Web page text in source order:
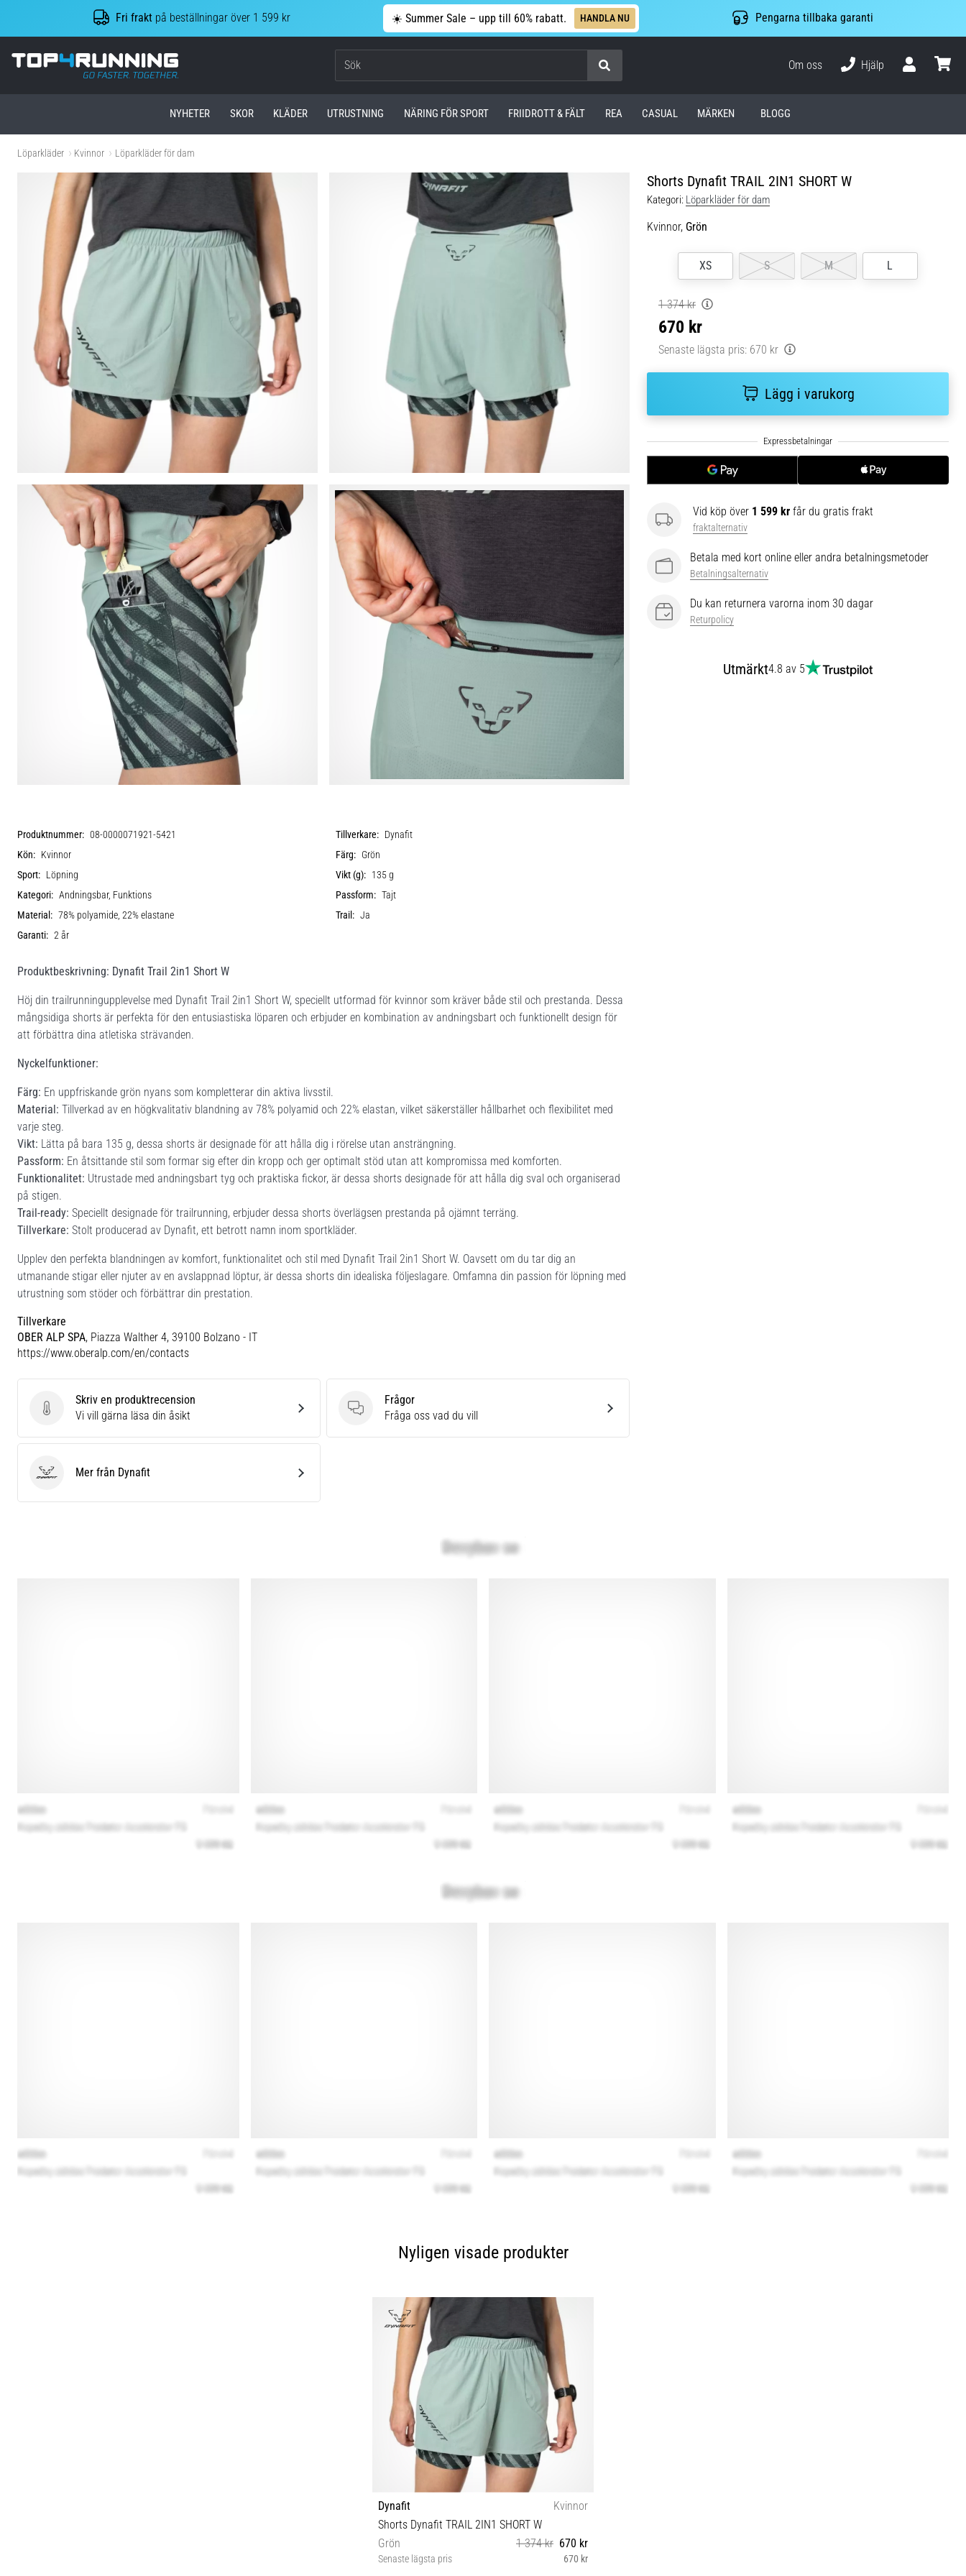
Fri frakt på beställningar över 1 599 kr ☀️ Summer Sale – upp till 60% rabatt. HANDLA NU Pengarna tillbaka garanti
Top4Running.se
Om oss
Hjälp
NYHETER SKOR KLÄDER UTRUSTNING NÄRING FÖR SPORT FRIIDROTT & FÄLT REA CASUAL MÄRKEN BLOGG
Löparkläder Kvinnor Löparkläder för dam
Shorts Dynafit TRAIL 2IN1 SHORT W
Kategori: Löparkläder för dam
Kvinnor, Grön
XS S M L
1 374 kr
670 kr
Senaste lägsta pris: 670 kr
Lägg i varukorg
Vid köp över 1 599 kr får du gratis frakt
fraktalternativ
Betala med kort online eller andra betalningsmetoder
Betalningsalternativ
Du kan returnera varorna inom 30 dagar
Returpolicy
Utmärkt4.8 av 5
Produktnummer: 08-0000071921-5421 Tillverkare: Dynafit
Kön: Kvinnor Färg: Grön
Sport: Löpning Vikt (g): 135 g
Kategori: Andningsbar, Funktions Passform: Tajt
Material: 78% polyamide, 22% elastane Trail: Ja
Garanti: 2 år
Produktbeskrivning: Dynafit Trail 2in1 Short W
Höj din trailrunningupplevelse med Dynafit Trail 2in1 Short W, speciellt utformad för kvinnor som kräver både stil och prestanda. Dessa
mångsidiga shorts är perfekta för den entusiastiska löparen och erbjuder en kombination av andningsbart och funktionellt design för
att förbättra dina atletiska strävanden.
Nyckelfunktioner:
Färg: En uppfriskande grön nyans som kompletterar din aktiva livsstil.
Material: Tillverkad av en högkvalitativ blandning av 78% polyamid och 22% elastan, vilket säkerställer hållbarhet och flexibilitet med
varje steg.
Vikt: Lätta på bara 135 g, dessa shorts är designade för att hålla dig i rörelse utan ansträngning.
Passform: En åtsittande stil som formar sig efter din kropp och ger optimalt stöd utan att kompromissa med komforten.
Funktionalitet: Utrustade med andningsbart tyg och praktiska fickor, är dessa shorts designade för att hålla dig sval och organiserad
på stigen.
Trail-ready: Speciellt designade för trailrunning, erbjuder dessa shorts överlägsen prestanda på ojämnt terräng.
Tillverkare: Stolt producerad av Dynafit, ett betrott namn inom sportkläder.
Upplev den perfekta blandningen av komfort, funktionalitet och stil med Dynafit Trail 2in1 Short W. Oavsett om du tar dig an
utmanande stigar eller njuter av en avslappnad löptur, är dessa shorts din idealiska följeslagare. Omfamna din passion för löpning med
utrustning som stöder och förbättrar din prestation.
Tillverkare
OBER ALP SPA, Piazza Walther 4, 39100 Bolzano - IT
https://www.oberalp.com/en/contacts
Skriv en produktrecension
Skriv en produktrecension
Vi vill gärna läsa din åsikt
Frågor
Frågor
Fråga oss vad du vill
DynafitMer från Dynafit
Nyligen visade produkter
Dynafit
Kvinnor
Shorts Dynafit TRAIL 2IN1 SHORT W
Grön
1 374 kr 670 kr
Senaste lägsta pris 670 kr